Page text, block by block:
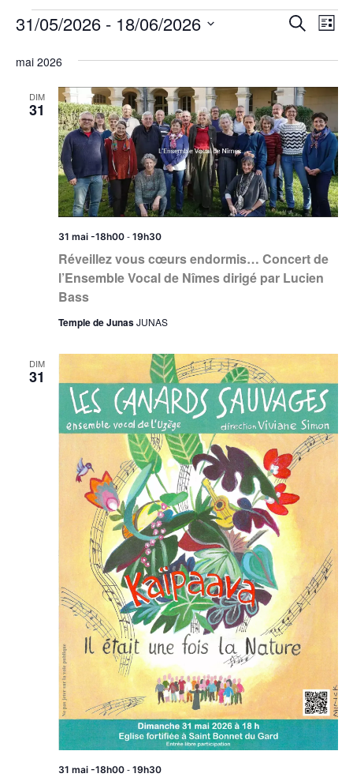
Évènements
de
vues
Recherche
Liste
31/05/2026 - 18/06/2026
une
date.
mai 2026
DIM
31
Réveillez vous cœurs endormis… Concert de
l’Ensemble Vocal de Nîmes dirigé par Lucien
Bass
31 mai -18h00- 19h30
Temple de JunasJUNAS
DIM
31
31 mai -18h00- 19h30